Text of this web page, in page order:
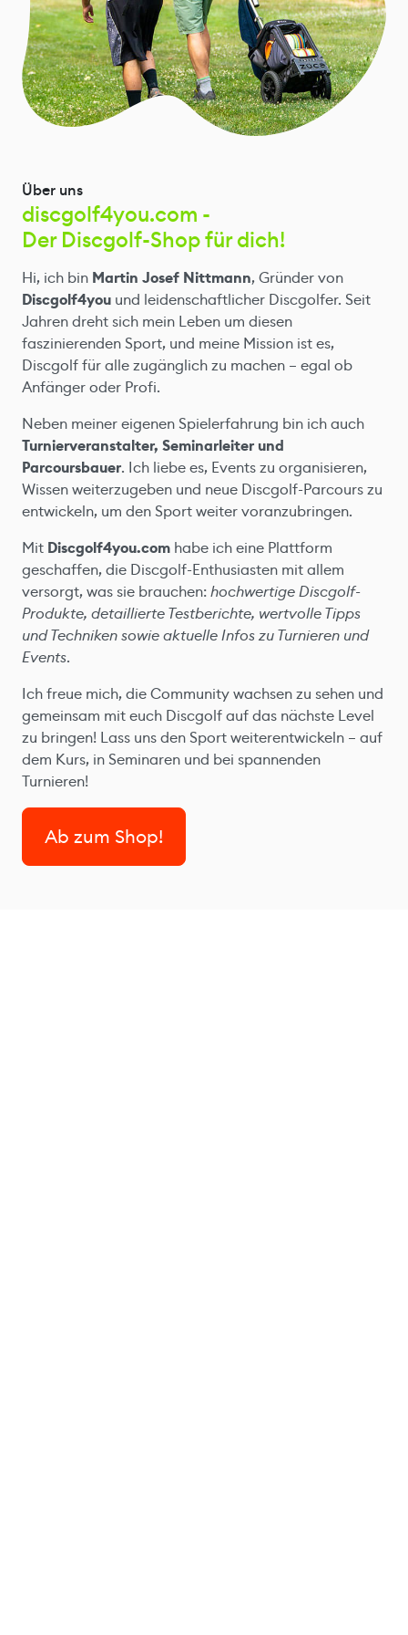
Über uns
discgolf4you.com -
Der Discgolf-Shop für dich!
Hi, ich bin Martin Josef Nittmann, Gründer von
Discgolf4you und leidenschaftlicher Discgolfer. Seit
Jahren dreht sich mein Leben um diesen
faszinierenden Sport, und meine Mission ist es,
Discgolf für alle zugänglich zu machen – egal ob
Anfänger oder Profi.
Neben meiner eigenen Spielerfahrung bin ich auch
Turnierveranstalter, Seminarleiter und
Parcoursbauer. Ich liebe es, Events zu organisieren,
Wissen weiterzugeben und neue Discgolf-Parcours zu
entwickeln, um den Sport weiter voranzubringen.
Mit Discgolf4you.com habe ich eine Plattform
geschaffen, die Discgolf-Enthusiasten mit allem
versorgt, was sie brauchen:hochwertige Discgolf-
Produkte, detaillierte Testberichte, wertvolle Tipps
und Techniken sowie aktuelle Infos zu Turnieren und
Events.
Ich freue mich, die Community wachsen zu sehen und
gemeinsam mit euch Discgolf auf das nächste Level
zu bringen! Lass uns den Sport weiterentwickeln – auf
dem Kurs, in Seminaren und bei spannenden
Turnieren!
Ab zum Shop!